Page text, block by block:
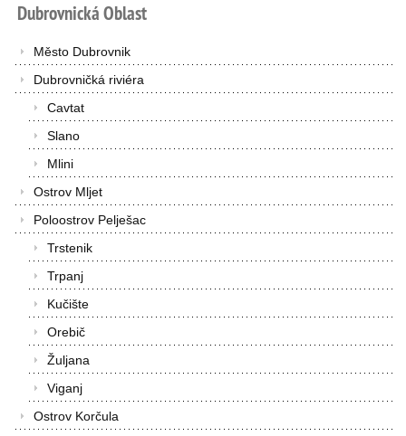
DubrovnickáOblast
Město Dubrovnik
Dubrovničká riviéra
Cavtat
Slano
Mlini
Ostrov Mljet
Poloostrov Pelješac
Trstenik
Trpanj
Kučište
Orebič
Žuljana
Viganj
Ostrov Korčula